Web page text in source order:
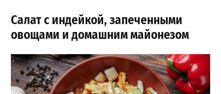
Салат с индейкой, запеченными
овощами и домашним майонезом